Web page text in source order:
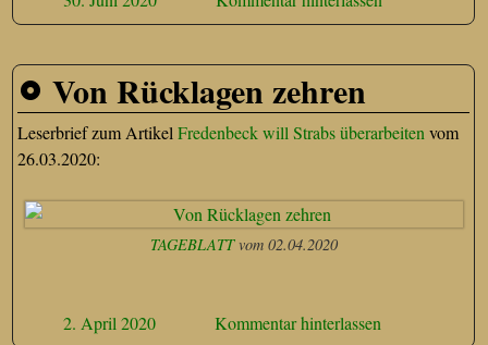
Von Rücklagen zehren
Leserbrief zum ArtikelFredenbeck will Strabs überarbeiten vom
26.03.2020:
TAGEBLATTvom 02.04.2020
2. April 2020 Kommentar hinterlassen